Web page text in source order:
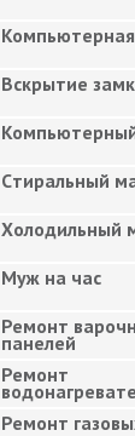
Вскрытие
Cтиральный
Холодильный
Муж на час
Ремонт
панелей
Ремонт
Ремонт